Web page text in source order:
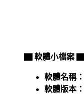
▇ 軟體小檔案 ▇
軟體名稱：
軟體版本：